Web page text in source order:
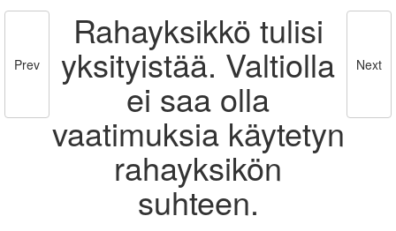
Prev
Rahayksikkö tulisi
yksityistää. Valtiolla
ei saa olla
vaatimuksia käytetyn
rahayksikön
suhteen.
Next